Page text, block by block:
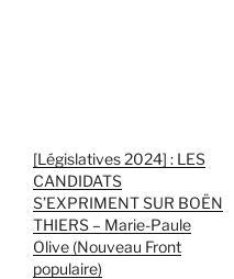
[Législatives 2024] : LES
CANDIDATS
S’EXPRIMENT SUR BOËN
THIERS – Marie-Paule
Olive (Nouveau Front
populaire)